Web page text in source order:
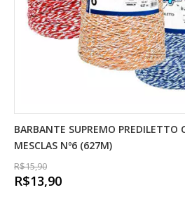
BARBANTE SUPREMO PREDILETTO
MESCLAS Nº6 (627M)
R$15,90
R$13,90